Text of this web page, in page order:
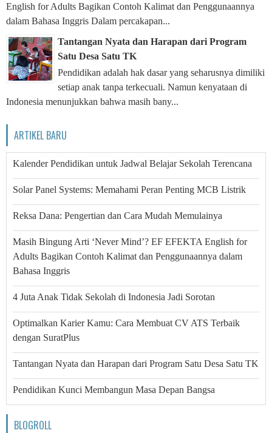
English for Adults Bagikan Contoh Kalimat dan Penggunaannya
dalam Bahasa Inggris Dalam percakapan...
Tantangan Nyata dan Harapan dari Program
Satu Desa Satu TK
Pendidikan adalah hak dasar yang seharusnya dimiliki
setiap anak tanpa terkecuali. Namun kenyataan di
Indonesia menunjukkan bahwa masih bany...
ARTIKEL BARU
Kalender Pendidikan untuk Jadwal Belajar Sekolah Terencana
Solar Panel Systems: Memahami Peran Penting MCB Listrik
Reksa Dana: Pengertian dan Cara Mudah Memulainya
Masih Bingung Arti ‘Never Mind’? EF EFEKTA English for
Adults Bagikan Contoh Kalimat dan Penggunaannya dalam
Bahasa Inggris
4 Juta Anak Tidak Sekolah di Indonesia Jadi Sorotan
Optimalkan Karier Kamu: Cara Membuat CV ATS Terbaik
dengan SuratPlus
Tantangan Nyata dan Harapan dari Program Satu Desa Satu TK
Pendidikan Kunci Membangun Masa Depan Bangsa
BLOGROLL